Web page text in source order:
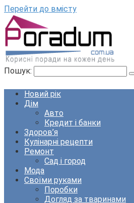
Перейти до вмісту
Пошук:
Новий рік
Дім
Авто
Кредит і банки
Здоров’я
Кулінарні рецепти
Ремонт
Сад і город
Мода
Своїми руками
Поробки
Догляд за тваринами